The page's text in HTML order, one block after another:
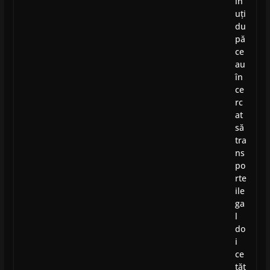
uți
du
pă
ce
au
în
ce
rc
at
să
tra
ns
po
rte
ile
ga
l
do
i
ce
tăț